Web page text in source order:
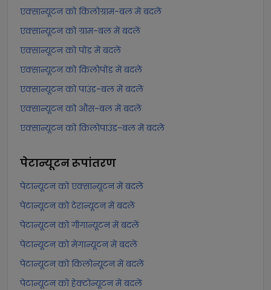
एक्सान्यूटन को किलोग्राम-बल में बदलें
एक्सान्यूटन को ग्राम-बल में बदलें
एक्सान्यूटन को पोंड में बदलें
एक्सान्यूटन को किलोपोंड में बदलें
एक्सान्यूटन को पाउंड-बल में बदलें
एक्सान्यूटन को औंस-बल में बदलें
एक्सान्यूटन को किलोपाउंड-बल में बदलें
पेटान्यूटनरूपांतरण
पेटान्यूटन को एक्सान्यूटन में बदलें
पेटान्यूटन को टेरान्यूटन में बदलें
पेटान्यूटन को गीगान्यूटन में बदलें
पेटान्यूटन को मेगान्यूटन में बदलें
पेटान्यूटन को किलोन्यूटन में बदलें
पेटान्यूटन को हेक्टोन्यूटन में बदलें